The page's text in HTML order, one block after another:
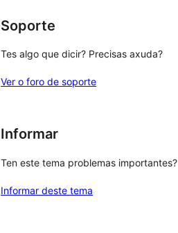
Soporte
Tes algo que dicir? Precisas axuda?
Ver o foro de soporte
Informar
Ten este tema problemas importantes?
Informar deste tema